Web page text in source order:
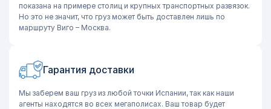
показана на примере столиц и крупных транспортных развязок.
Но это не значит, что груз может быть доставлен лишь по
маршруту Виго – Москва.
Гарантия доставки
Мы заберем ваш груз из любой точки Испании, так как наши
агенты находятся во всех мегаполисах. Ваш товар будет